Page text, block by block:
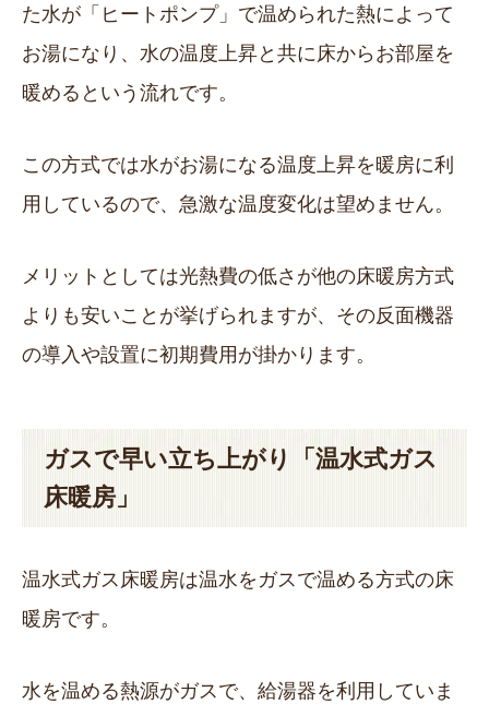
た水が「ヒートポンプ」で温められた熱によって
お湯になり、水の温度上昇と共に床からお部屋を
暖めるという流れです。
この方式では水がお湯になる温度上昇を暖房に利
用しているので、急激な温度変化は望めません。
メリットとしては光熱費の低さが他の床暖房方式
よりも安いことが挙げられますが、その反面機器
の導入や設置に初期費用が掛かります。
ガスで早い立ち上がり「温水式ガス
床暖房」
温水式ガス床暖房は温水をガスで温める方式の床
暖房です。
水を温める熱源がガスで、給湯器を利用していま